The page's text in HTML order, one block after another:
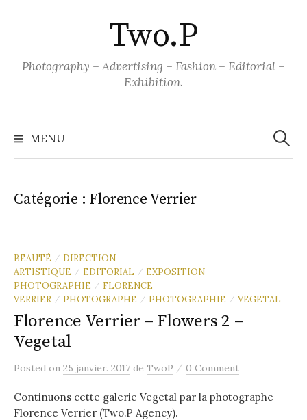
Two.P
Photography – Advertising – Fashion – Editorial –
Exhibition.
MENU
Catégorie : Florence Verrier
BEAUTÉ / DIRECTION
ARTISTIQUE
/ EDITORIAL / EXPOSITION
PHOTOGRAPHIE
/ FLORENCE
VERRIER
/ PHOTOGRAPHE / PHOTOGRAPHIE / VEGETAL
Florence Verrier – Flowers 2 –
Vegetal
Posted on 25 janvier. 2017 de TwoP / 0 Comment
Continuons cette galerie Vegetal par la photographe
Florence Verrier (Two.P Agency).